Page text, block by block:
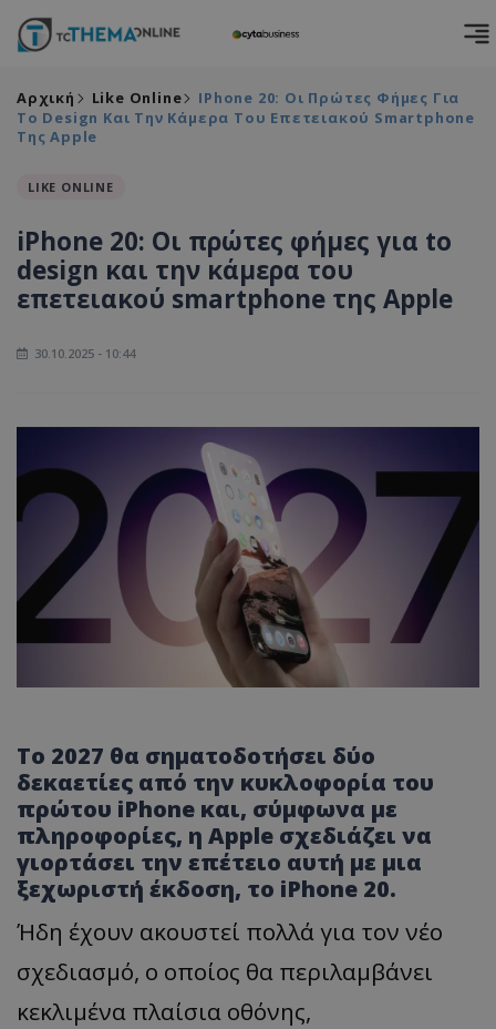
Αρχική Like Online
IPhone 20: Οι Πρώτες Φήμες Για
To Design Και Την Κάμερα Του Επετειακού Smartphone
Της Apple
LIKE ONLINE
iPhone 20: Οι πρώτες φήμες για to
design και την κάμερα του
επετειακού smartphone της Apple
30.10.2025 - 10:44
Το 2027 θα σηματοδοτήσει δύο
δεκαετίες από την κυκλοφορία του
πρώτου iPhone και, σύμφωνα με
πληροφορίες, η Apple σχεδιάζει να
γιορτάσει την επέτειο αυτή με μια
ξεχωριστή έκδοση, το iPhone 20.
Ήδη έχουν ακουστεί πολλά για τον νέο
σχεδιασμό, ο οποίος θα περιλαμβάνει
κεκλιμένα πλαίσια οθόνης,